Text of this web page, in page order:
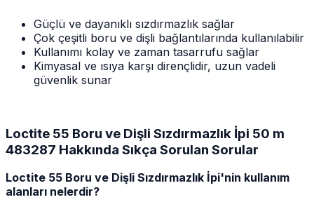
Güçlü ve dayanıklı sızdırmazlık sağlar
Çok çeşitli boru ve dişli bağlantılarında kullanılabilir
Kullanımı kolay ve zaman tasarrufu sağlar
Kimyasal ve ısıya karşı dirençlidir, uzun vadeli
güvenlik sunar
Loctite 55 Boru ve Dişli Sızdırmazlık İpi 50 m
483287 Hakkında Sıkça Sorulan Sorular
Loctite 55 Boru ve Dişli Sızdırmazlık İpi'nin kullanım
alanları nelerdir?